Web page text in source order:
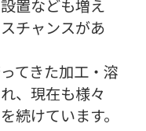
置なども増え
チャンスがあ
てきた加工・溶
、現在も様々
続けています。